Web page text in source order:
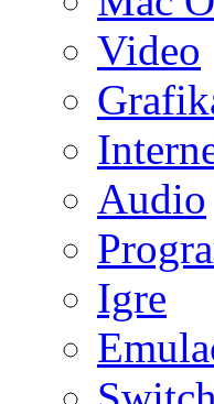
Video
Audio
Igre